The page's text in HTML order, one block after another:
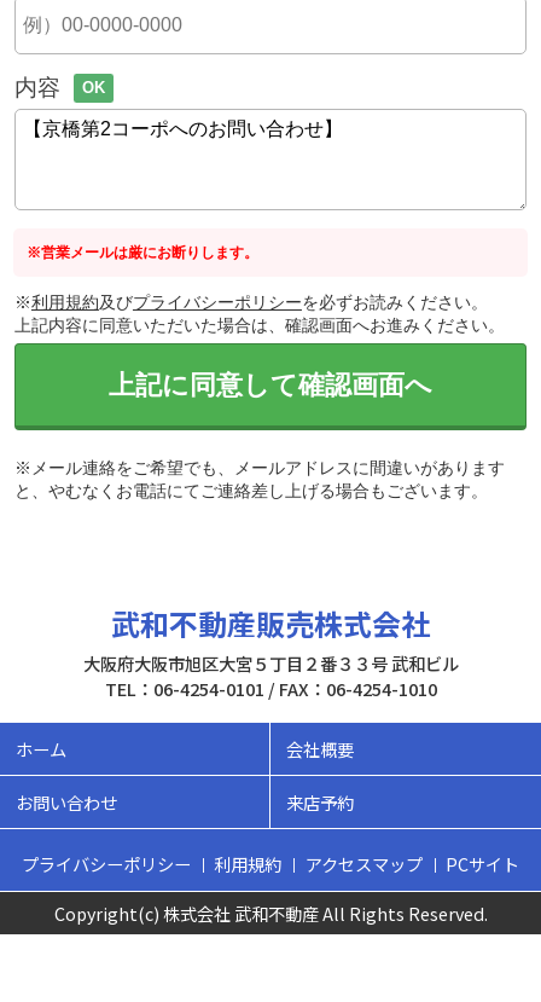
内容 OK
※営業メールは厳にお断りします。
※利用規約及びプライバシーポリシーを必ずお読みください。
上記内容に同意いただいた場合は、確認画面へお進みください。
上記に同意して確認画面へ
※メール連絡をご希望でも、メールアドレスに間違いがあります
と、やむなくお電話にてご連絡差し上げる場合もございます。
武和不動産販売株式会社
大阪府大阪市旭区大宮５丁目２番３３号 武和ビル
TEL：06-4254-0101 / FAX：06-4254-1010
ホーム 会社概要
お問い合わせ 来店予約
プライバシーポリシー 利用規約 アクセスマップ
PCサイト
Copyright(c) 株式会社 武和不動産 All Rights Reserved.